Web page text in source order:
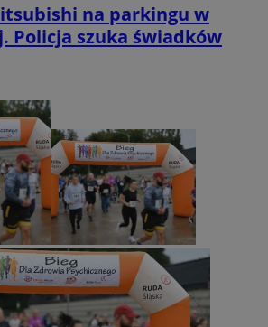
na parkingu w
Policja szuka świadków